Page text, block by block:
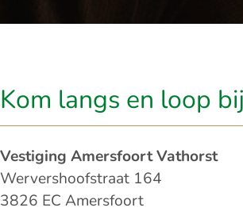
Kom langs en loop
Vestiging Amersfoort Vathorst
Wervershoofstraat 164
3826 EC Amersfoort